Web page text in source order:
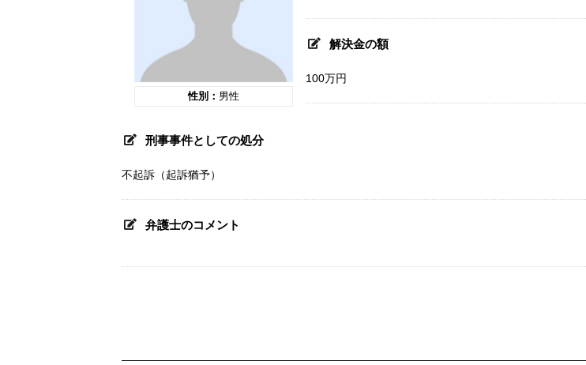
性別： 男性
解決金の額
100万円
刑事事件としての処分
不起訴（起訴猶予）
弁護士のコメント